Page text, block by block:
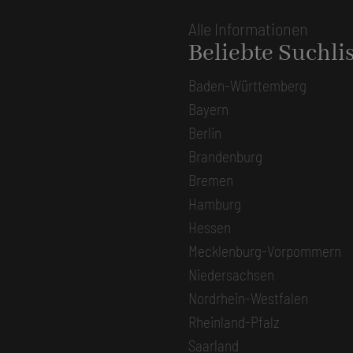
Alle Informationen
Beliebte
Baden-Württemberg
Bayern
Berlin
Brandenburg
Bremen
Hamburg
Hessen
Mecklenburg-Vorpommern
Niedersachsen
Nordrhein-Westfalen
Rheinland-Pfalz
Saarland